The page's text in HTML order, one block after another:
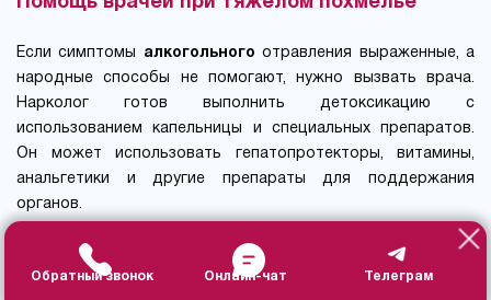
Если симптомы алкогольного отравления выраженные, а
народные способы не помогают, нужно вызвать врача.
Нарколог готов выполнить детоксикацию с
использованием капельницы и специальных препаратов.
Он может использовать гепатопротекторы, витамины,
анальгетики и другие препараты для поддержания
органов.
При разовом отравлении капельница
подействует
и устранит симптомы за 1-2 часа. При абстиненции на
Обратный звонок Онлайн-чат Телеграм